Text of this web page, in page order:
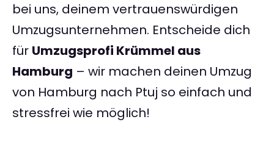
bei uns, deinem vertrauenswürdigen
Umzugsunternehmen. Entscheide dich
für Umzugsprofi Krümmel aus
Hamburg – wir machen deinen Umzug
von Hamburg nach Ptuj so einfach und
stressfrei wie möglich!